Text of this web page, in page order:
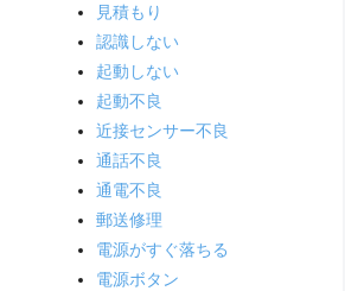
見積もり
認識しない
起動しない
起動不良
近接センサー不良
通話不良
通電不良
郵送修理
電源がすぐ落ちる
電源ボタン